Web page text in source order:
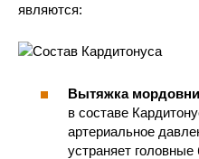
являются:
Вытяжка
в составе
артериальное
устраняет